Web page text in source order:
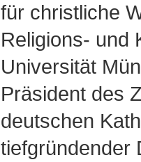
für christliche
Religions- und
Universität
Präsident des
deutschen
tiefgründender